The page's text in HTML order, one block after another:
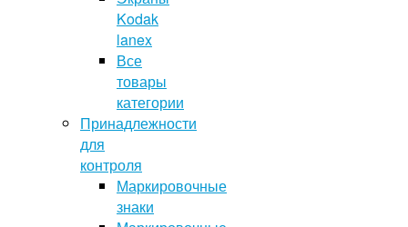
Kodak
lanex
Все
товары
категории
Принадлежности
для
контроля
Маркировочные
знаки